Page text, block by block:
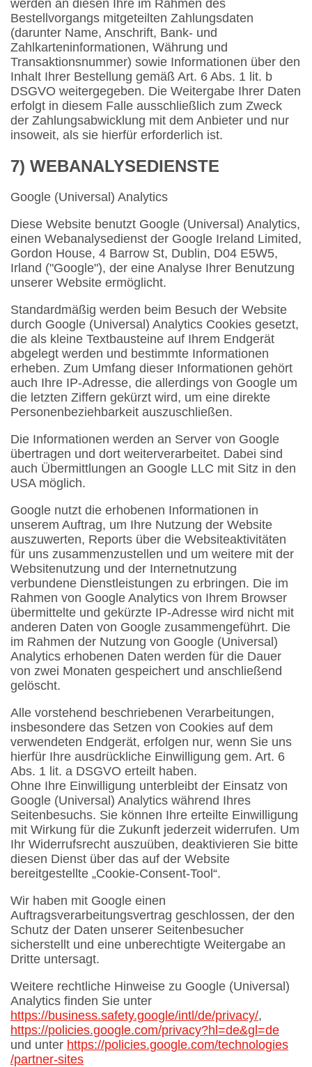
werden an diesen Ihre im Rahmen des
Bestellvorgangs mitgeteilten Zahlungsdaten
(darunter Name, Anschrift, Bank- und
Zahlkarteninformationen, Währung und
Transaktionsnummer) sowie Informationen über den
Inhalt Ihrer Bestellung gemäß Art. 6 Abs. 1 lit. b
DSGVO weitergegeben. Die Weitergabe Ihrer Daten
erfolgt in diesem Falle ausschließlich zum Zweck
der Zahlungsabwicklung mit dem Anbieter und nur
insoweit, als sie hierfür erforderlich ist.
7) WEBANALYSEDIENSTE
Google (Universal) Analytics
Diese Website benutzt Google (Universal) Analytics,
einen Webanalysedienst der Google Ireland Limited,
Gordon House, 4 Barrow St, Dublin, D04 E5W5,
Irland ("Google"), der eine Analyse Ihrer Benutzung
unserer Website ermöglicht.
Standardmäßig werden beim Besuch der Website
durch Google (Universal) Analytics Cookies gesetzt,
die als kleine Textbausteine auf Ihrem Endgerät
abgelegt werden und bestimmte Informationen
erheben. Zum Umfang dieser Informationen gehört
auch Ihre IP-Adresse, die allerdings von Google um
die letzten Ziffern gekürzt wird, um eine direkte
Personenbeziehbarkeit auszuschließen.
Die Informationen werden an Server von Google
übertragen und dort weiterverarbeitet. Dabei sind
auch Übermittlungen an Google LLC mit Sitz in den
USA möglich.
Google nutzt die erhobenen Informationen in
unserem Auftrag, um Ihre Nutzung der Website
auszuwerten, Reports über die Websiteaktivitäten
für uns zusammenzustellen und um weitere mit der
Websitenutzung und der Internetnutzung
verbundene Dienstleistungen zu erbringen. Die im
Rahmen von Google Analytics von Ihrem Browser
übermittelte und gekürzte IP-Adresse wird nicht mit
anderen Daten von Google zusammengeführt. Die
im Rahmen der Nutzung von Google (Universal)
Analytics erhobenen Daten werden für die Dauer
von zwei Monaten gespeichert und anschließend
gelöscht.
Alle vorstehend beschriebenen Verarbeitungen,
insbesondere das Setzen von Cookies auf dem
verwendeten Endgerät, erfolgen nur, wenn Sie uns
hierfür Ihre ausdrückliche Einwilligung gem. Art. 6
Abs. 1 lit. a DSGVO erteilt haben.
Ohne Ihre Einwilligung unterbleibt der Einsatz von
Google (Universal) Analytics während Ihres
Seitenbesuchs. Sie können Ihre erteilte Einwilligung
mit Wirkung für die Zukunft jederzeit widerrufen. Um
Ihr Widerrufsrecht auszuüben, deaktivieren Sie bitte
diesen Dienst über das auf der Website
bereitgestellte „Cookie-Consent-Tool“.
Wir haben mit Google einen
Auftragsverarbeitungsvertrag geschlossen, der den
Schutz der Daten unserer Seitenbesucher
sicherstellt und eine unberechtigte Weitergabe an
Dritte untersagt.
Weitere rechtliche Hinweise zu Google (Universal)
Analytics finden Sie unter
https://business.safety.google/intl/de/privacy/,
https://policies.google.com/privacy?hl=de&gl=de
und unter https://policies.google.com/technologies
/partner-sites